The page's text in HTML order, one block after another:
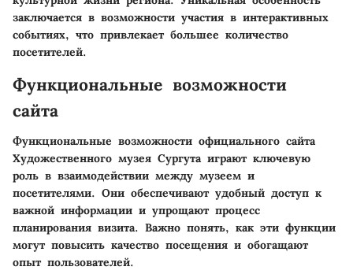
заключается в возможности участия в интерактивных
событиях, что привлекает большее количество
посетителей.
Функциональные возможности
сайта
Функциональные возможности официального сайта
Художественного музея Сургута играют ключевую
роль в взаимодействии между музеем и
посетителями. Они обеспечивают удобный доступ к
важной информации и упрощают процесс
планирования визита. Важно понять, как эти функции
могут повысить качество посещения и обогащают
опыт пользователей.